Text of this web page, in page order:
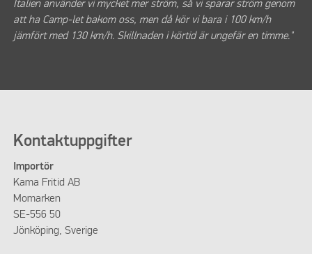
Italien använder vi mycket mer ström, så vi sparar ström genom
att ha Camp-let bakom oss, men då kör vi bara i 100 km/h
jämfört med 130 km/h. Skillnaden i körtid är ungefär en timme."
Kontaktuppgifter
Importör
Kama Fritid AB
Momarken
SE-556 50
Jönköping, Sverige